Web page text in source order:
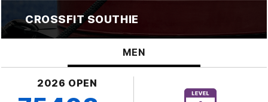
CROSSFIT SOUTHIE
MEN
2026 OPEN